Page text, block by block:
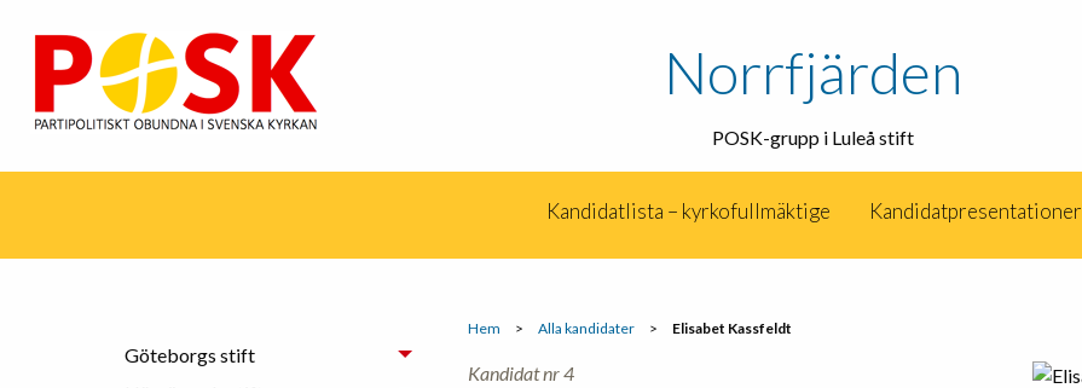
Norrfjärden
POSK-grupp i Luleå stift
Kandidatlista – kyrkofullmäktige Kandidatpresentationer
Hem > Alla kandidater > Elisabet Kassfeldt
Kandidat nr 4
Göteborgs stift